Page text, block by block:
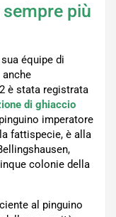
più
équipe di
è stata registrata
di ghiaccio
imperatore
fattispecie, è alla
colonie della
al pinguino